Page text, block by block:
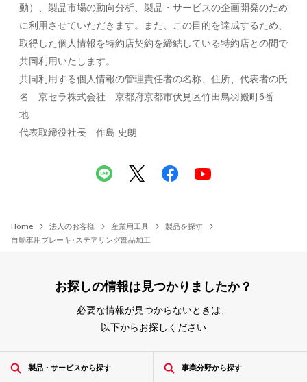
動）、製品市場の動向分析、製品・サービスの企画開発のため
に利用させていただきます。また、この目的を達成するため、
取得した個人情報を特約店契約を締結している特約店との間で
共同利用いたします。
共同利用する個人情報の管理責任者の名称、住所、代表者の氏
名 京セラ株式会社 京都府京都市伏見区竹田鳥羽殿町6番
地
代表取締役社長 作島 史朗
Home 法人のお客様 産業用工具
製品を探す
自動車用ブレーキ･ステアリング部品加工
お探しの情報は見つかりましたか？
必要な情報が見つからないときは、
以下からお探しください
製品・サービスから探す 事業分野から探す